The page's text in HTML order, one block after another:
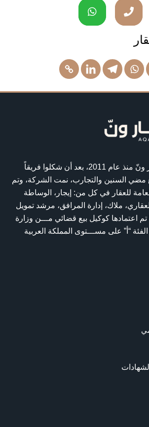
انطلقت شركة عقار ونّ منذ عام 2011، بعد أن شكلوا فريقاً
مضي السنين والتجارب، نمت الشركة، وتم
للعقار في كل من: إيجار، الوساطة
ملاك، إدارة المرافق، مرشد تمويل
اعتمادها كوكيل بيع قضائي مـــن وزارة
“أ” على مســـتوى المملكة العربية